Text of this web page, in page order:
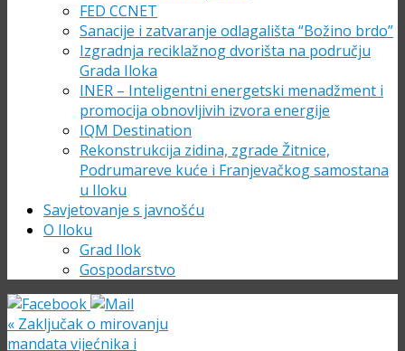
FED CCNET
Sanacije i zatvaranje odlagališta “Božino brdo”
Izgradnja reciklažnog dvorišta na području
Grada Iloka
INER – Inteligentni energetski menadžment i
promocija obnovljivih izvora energije
IQM Destination
Rekonstrukcija zidina, zgrade Žitnice,
Podrumareve kuće i Franjevačkog samostana
u Iloku
Savjetovanje s javnošću
O Iloku
Grad Ilok
Gospodarstvo
« Zaključak o mirovanju
mandata vijećnika i